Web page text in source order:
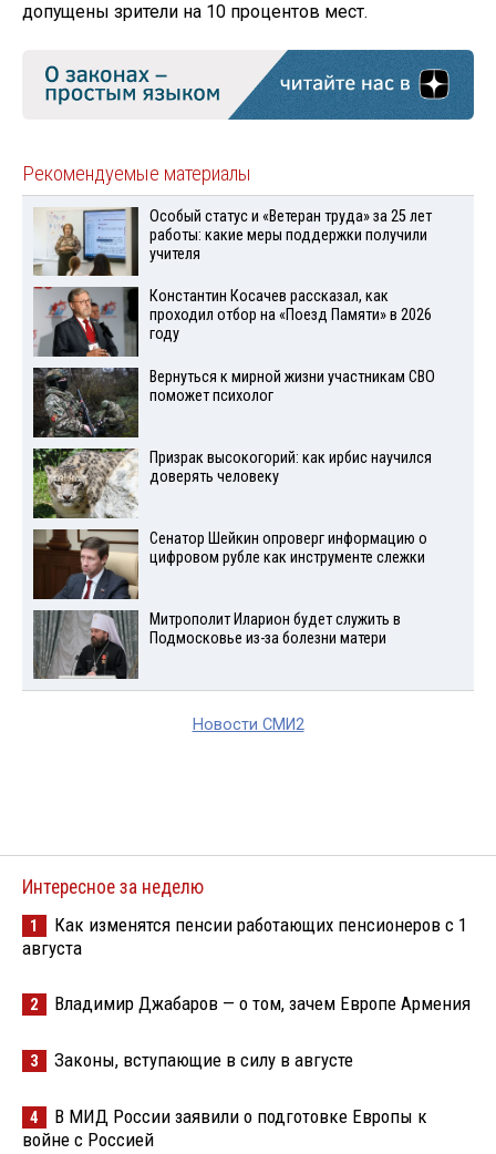
допущены зрители на 10 процентов мест.
Рекомендуемые материалы
Особый статус и «Ветеран труда» за 25 лет
работы: какие меры поддержки получили
учителя
Константин Косачев рассказал, как
проходил отбор на «Поезд Памяти» в 2026
году
Вернуться к мирной жизни участникам СВО
поможет психолог
Призрак высокогорий: как ирбис научился
доверять человеку
Сенатор Шейкин опроверг информацию о
цифровом рубле как инструменте слежки
Митрополит Иларион будет служить в
Подмосковье из-за болезни матери
Новости СМИ2
Интересное за неделю
1
Как изменятся пенсии работающих пенсионеров с 1
августа
2 Владимир Джабаров — о том, зачем Европе Армения
3 Законы, вступающие в силу в августе
4
В МИД России заявили о подготовке Европы к
войне с Россией